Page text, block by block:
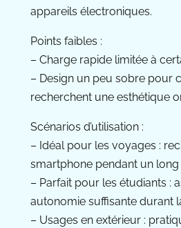
appareils électroniques.
Points faibles :
– Charge rapide limitée à
– Design un peu sobre pour
recherchent une esthétique
Scénarios d’utilisation :
– Idéal pour les voyages :
smartphone pendant un long
– Parfait pour les étudiants :
autonomie suffisante durant
– Usages en extérieur :